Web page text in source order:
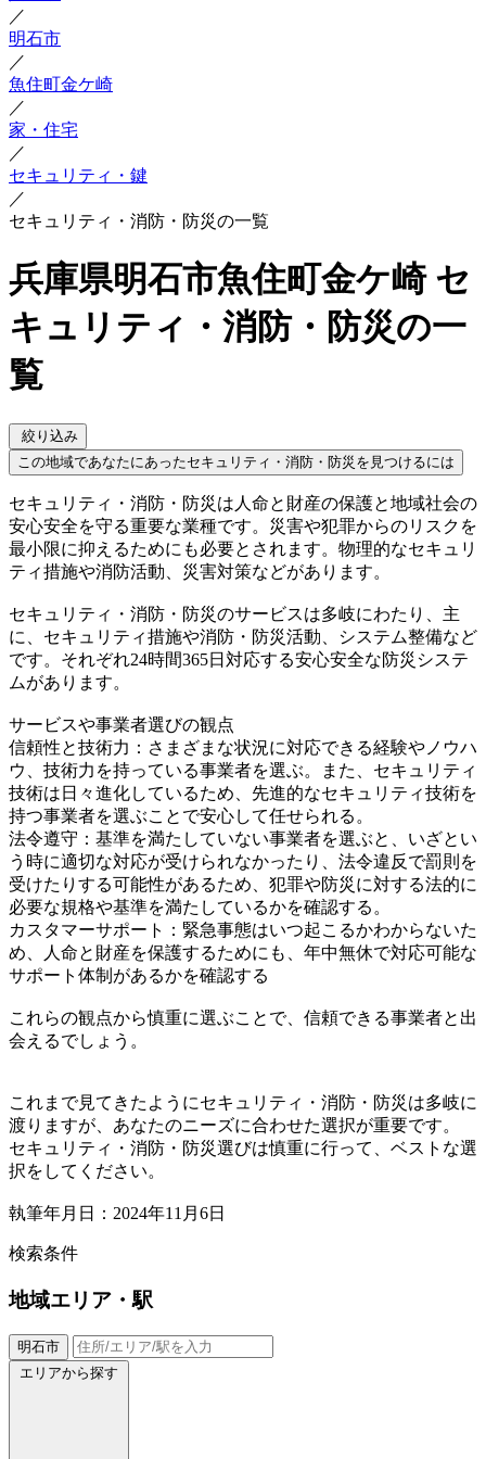
／
明石市
／
魚住町金ケ崎
／
家・住宅
／
セキュリティ・鍵
／
セキュリティ・消防・防災の一覧
兵庫県明石市魚住町金ケ崎 セ
キュリティ・消防・防災の一
覧
絞り込み
この地域であなたにあったセキュリティ・消防・防災を見つけるには
セキュリティ・消防・防災は人命と財産の保護と地域社会の
安心安全を守る重要な業種です。災害や犯罪からのリスクを
最小限に抑えるためにも必要とされます。物理的なセキュリ
ティ措施や消防活動、災害対策などがあります。
セキュリティ・消防・防災のサービスは多岐にわたり、主
に、セキュリティ措施や消防・防災活動、システム整備など
です。それぞれ24時間365日対応する安心安全な防災システ
ムがあります。
サービスや事業者選びの観点
信頼性と技術力：さまざまな状況に対応できる経験やノウハ
ウ、技術力を持っている事業者を選ぶ。また、セキュリティ
技術は日々進化しているため、先進的なセキュリティ技術を
持つ事業者を選ぶことで安心して任せられる。
法令遵守：基準を満たしていない事業者を選ぶと、いざとい
う時に適切な対応が受けられなかったり、法令違反で罰則を
受けたりする可能性があるため、犯罪や防災に対する法的に
必要な規格や基準を満たしているかを確認する。
カスタマーサポート：緊急事態はいつ起こるかわからないた
め、人命と財産を保護するためにも、年中無休で対応可能な
サポート体制があるかを確認する
これらの観点から慎重に選ぶことで、信頼できる事業者と出
会えるでしょう。
これまで見てきたようにセキュリティ・消防・防災は多岐に
渡りますが、あなたのニーズに合わせた選択が重要です。
セキュリティ・消防・防災選びは慎重に行って、ベストな選
択をしてください。
執筆年月日：2024年11月6日
検索条件
地域エリア・駅
明石市
エリアから探す